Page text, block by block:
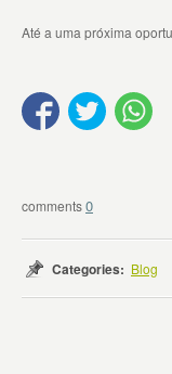
Até a uma próxima
0
Categories: Blog